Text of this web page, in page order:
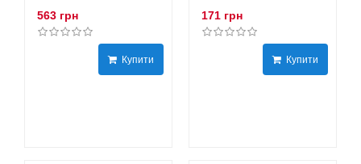
563 грн
Купити
171 грн
Купити